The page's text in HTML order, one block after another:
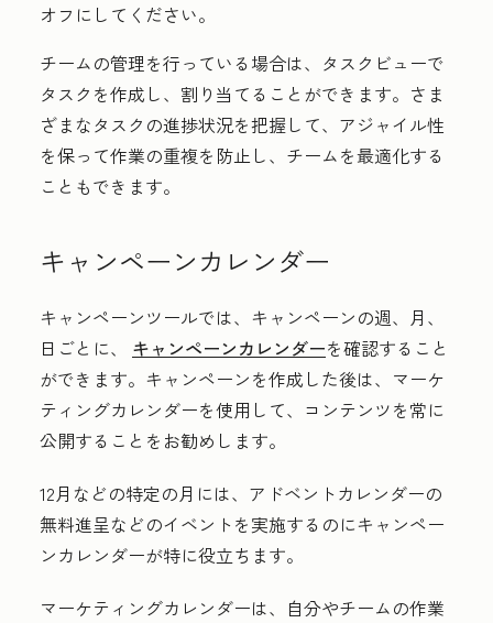
オフにしてください。
チームの管理を行っている場合は、タスクビューで
タスクを作成し、割り当てることができます。さま
ざまなタスクの進捗状況を把握して、アジャイル性
を保って作業の重複を防止し、チームを最適化する
こともできます。
キャンペーンカレンダー
キャンペーンツールでは、キャンペーンの週、月、
日ごとに、 キャンペーンカレンダーを確認すること
ができます。キャンペーンを作成した後は、マーケ
ティングカレンダーを使用して、コンテンツを常に
公開することをお勧めします。
12月などの特定の月には、アドベントカレンダーの
無料進呈などのイベントを実施するのにキャンペー
ンカレンダーが特に役立ちます。
マーケティングカレンダーは、自分やチームの作業